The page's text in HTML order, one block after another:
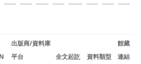
出版商/資料庫
平台
全文起訖 資料類型
館藏
連結